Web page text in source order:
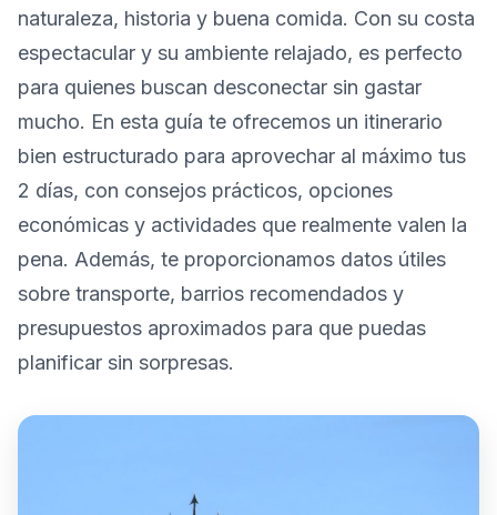
naturaleza, historia y buena comida. Con su costa
espectacular y su ambiente relajado, es perfecto
para quienes buscan desconectar sin gastar
mucho. En esta guía te ofrecemos un itinerario
bien estructurado para aprovechar al máximo tus
2 días, con consejos prácticos, opciones
económicas y actividades que realmente valen la
pena. Además, te proporcionamos datos útiles
sobre transporte, barrios recomendados y
presupuestos aproximados para que puedas
planificar sin sorpresas.